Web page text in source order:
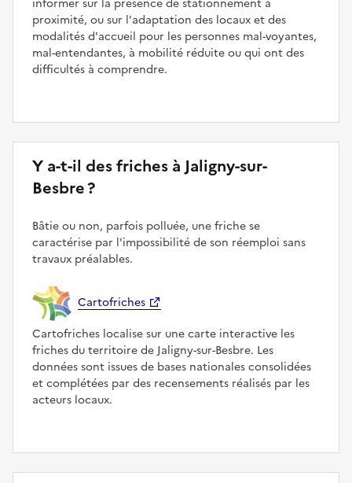
proximité, ou sur l'adaptation des locaux et des
modalités d'accueil pour les personnes mal-voyantes,
mal-entendantes, à mobilité réduite ou qui ont des
difficultés à comprendre.
Y a-t-il des friches à Jaligny-sur-
Besbre ?
Bâtie ou non, parfois polluée, une friche se
caractérise par l'impossibilité de son réemploi sans
travaux préalables.
Cartofriches
Cartofriches localise sur une carte interactive les
friches du territoire de Jaligny-sur-Besbre. Les
données sont issues de bases nationales consolidées
et complétées par des recensements réalisés par les
acteurs locaux.